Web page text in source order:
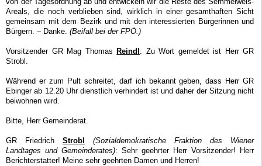
Areals, die noch verblieben sind, wirklich in einer gesamthaften Sicht
gemeinsam mit dem Bezirk und mit den interessierten Bürgerinnen und
Bürgern. – Danke.(Beifall bei der FPÖ.)
Vorsitzender GR Mag Thomas Reindl : Zu Wort gemeldet ist Herr GR
Strobl.
Während er zum Pult schreitet, darf ich bekannt geben, dass Herr GR
Ebinger ab 12.20 Uhr dienstlich verhindert ist und daher der Sitzung nicht
beiwohnen wird.
Bitte, Herr Gemeinderat.
GR FriedrichStrobl
(Sozialdemokratische Fraktion des Wiener
Landtages und Gemeinderates): Sehr geehrter Herr Vorsitzender! Herr
Berichterstatter! Meine sehr geehrten Damen und Herren!